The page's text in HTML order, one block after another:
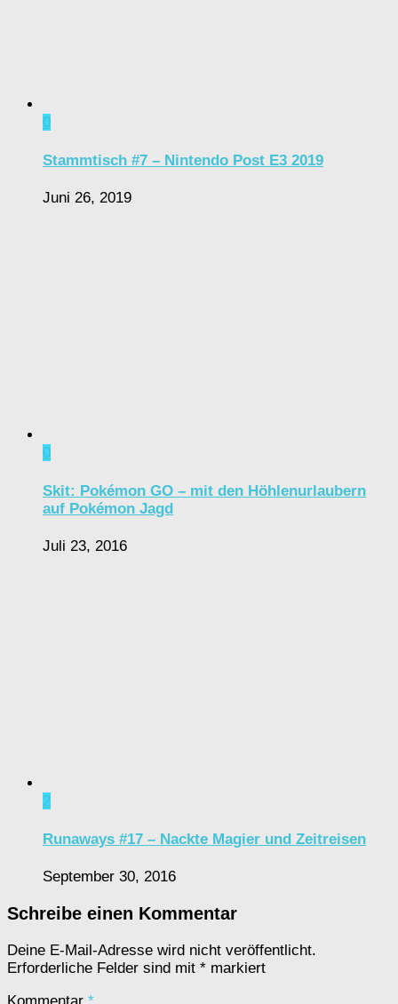
0
Stammtisch #7 – Nintendo Post E3 2019
Juni 26, 2019
0
Skit: Pokémon GO – mit den Höhlenurlaubern
auf Pokémon Jagd
Juli 23, 2016
2
Runaways #17 – Nackte Magier und Zeitreisen
September 30, 2016
Schreibe einen Kommentar
Deine E-Mail-Adresse wird nicht veröffentlicht.
Erforderliche Felder sind mit * markiert